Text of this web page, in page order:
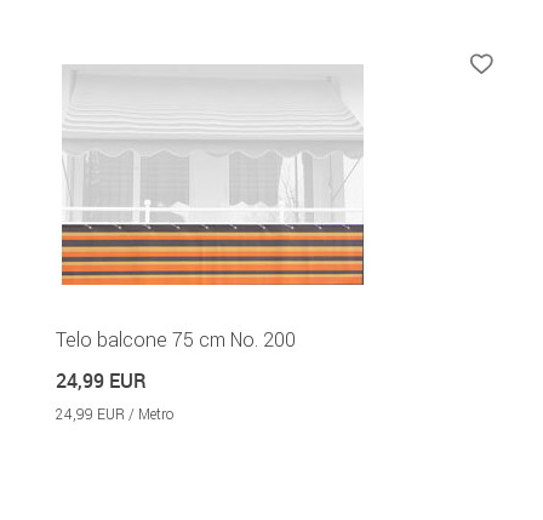
Telo balcone 75 cm No. 200
24,99 EUR
24,99 EUR / Metro